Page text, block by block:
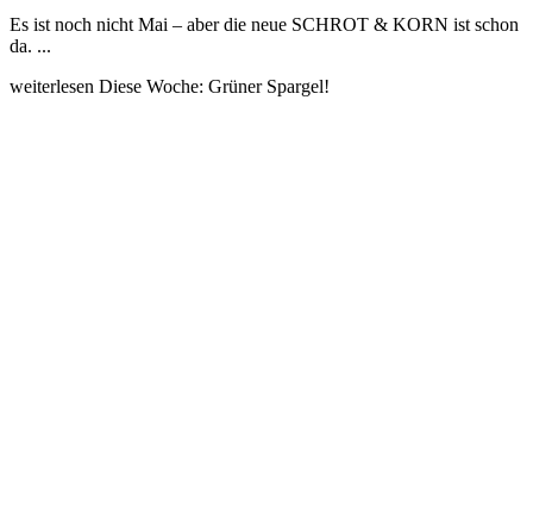
Es ist noch nicht Mai – aber die neue SCHROT & KORN ist schon
da. ...
weiterlesen Diese Woche: Grüner Spargel!